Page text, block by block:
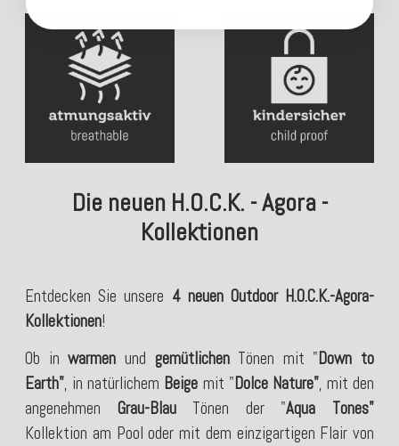
Die neuen H.O.C.K. - Agora -
Kollektionen
Entdecken Sie unsere 4 neuen Outdoor H.O.C.K.-Agora-
Kollektionen!
Ob inwarmen und gemütlichen Tönen mit "Down to
Earth", in natürlichem Beige mit "Dolce Nature", mit den
angenehmen Grau-BlauTönen der "Aqua Tones"
Kollektion am Pool oder mit dem einzigartigen Flair von